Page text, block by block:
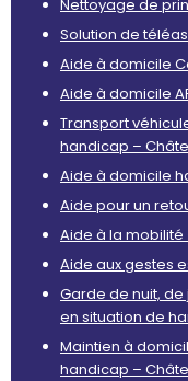
Nettoyage de
Solution de
Aide à domicile
Aide à domicile
Transport
handicap –
Aide à domicile
Aide pour un
Aide à la
Aide aux gestes
Garde de nuit,
en situation de
Maintien à
handicap –